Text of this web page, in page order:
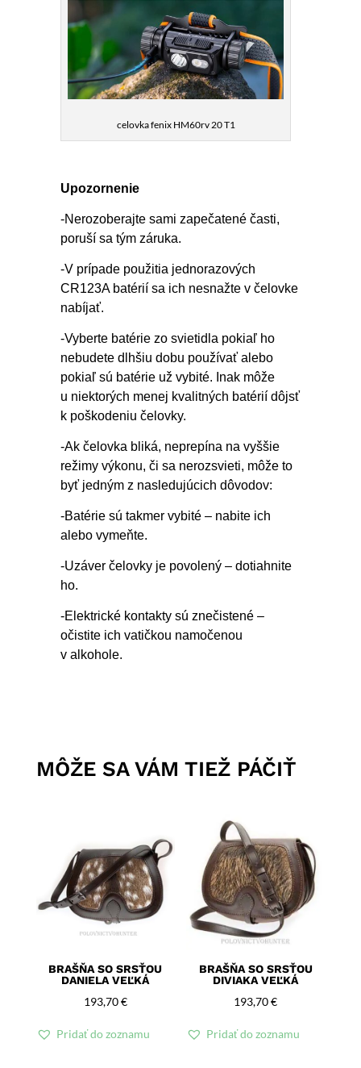
celovka fenix HM60rv 20 T1
Upozornenie
-Nerozoberajte sami zapečatené časti,
poruší sa tým záruka.
-V prípade použitia jednorazových
CR123A batérií sa ich nesnažte v čelovke
nabíjať.
-Vyberte batérie zo svietidla pokiaľ ho
nebudete dlhšiu dobu používať alebo
pokiaľ sú batérie už vybité. Inak môže
u niektorých menej kvalitných batérií dôjsť
k poškodeniu čelovky.
-Ak čelovka bliká, neprepína na vyššie
režimy výkonu, či sa nerozsvieti, môže to
byť jedným z nasledujúcich dôvodov:
-Batérie sú takmer vybité – nabite ich
alebo vymeňte.
-Uzáver čelovky je povolený – dotiahnite
ho.
-Elektrické kontakty sú znečistené –
očistite ich vatičkou namočenou
v alkohole.
MÔŽE SA VÁM TIEŽ PÁČIŤ
BRAŠŇA SO SRSŤOU
DANIELA VEĽKÁ
193,70€
Pridať do zoznamu
BRAŠŇA SO SRSŤOU
DIVIAKA VEĽKÁ
193,70€
Pridať do zoznamu